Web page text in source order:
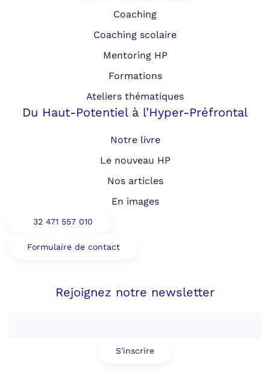
Coaching
Coaching scolaire
Mentoring HP
Formations
Ateliers thématiques
Du Haut-Potentiel à l’Hyper-Préfrontal
Notre livre
Le nouveau HP
Nos articles
En images
32 471 557 010
Formulaire de contact
Rejoignez notre newsletter
S'inscrire